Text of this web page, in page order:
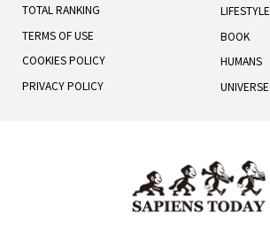
TOTAL RANKING
TERMS OF USE
COOKIES POLICY
PRIVACY POLICY
LIFESTYLE
BOOK
HUMANS
UNIVERSE